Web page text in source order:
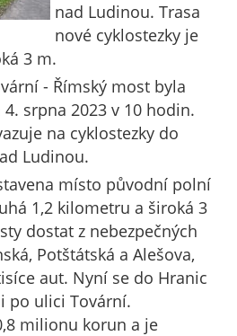
nad Ludinou. Trasa
nové cyklostezky je
3 m.
- Římský most byla
srpna 2023 v 10 hodin.
na cyklostezky do
Ludinou.
místo původní polní
1,2 kilometru a široká 3
dostat z nebezpečných
Potštátská a Alešova,
aut. Nyní se do Hranic
po ulici Tovární.
milionu korun a je